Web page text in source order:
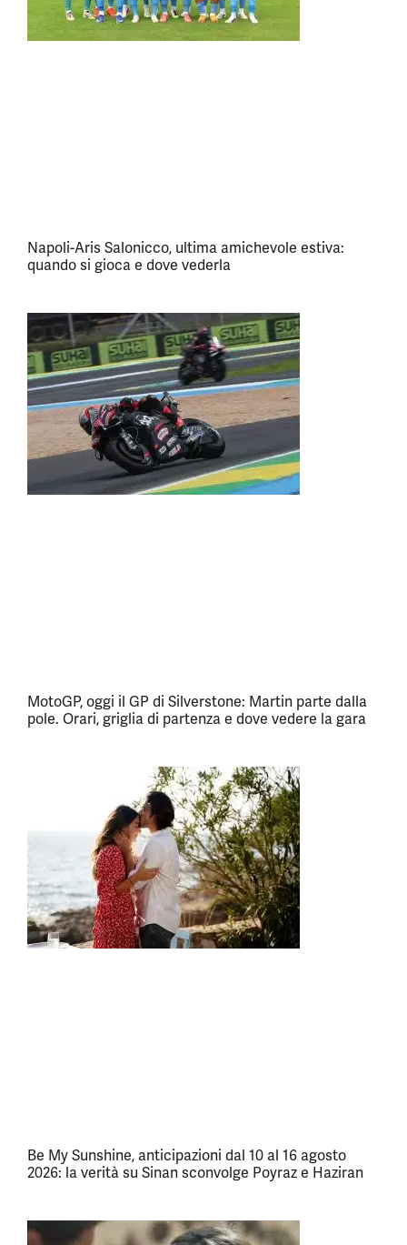
Napoli-Aris Salonicco, ultima amichevole estiva:
quando si gioca e dove vederla
MotoGP, oggi il GP di Silverstone: Martin parte dalla
pole. Orari, griglia di partenza e dove vedere la gara
Be My Sunshine, anticipazioni dal 10 al 16 agosto
2026: la verità su Sinan sconvolge Poyraz e Haziran